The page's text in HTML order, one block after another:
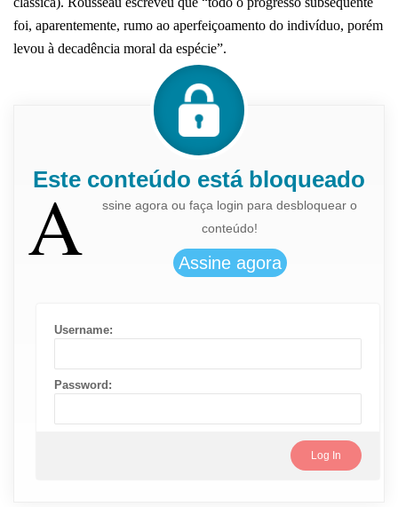
foi, aparentemente, rumo ao aperfeiçoamento do indivíduo, porém
levou à decadência moral da espécie”.
Este conteúdo está bloqueado
A
ssine agora ou faça login para desbloquear o
conteúdo!
Username:
Password: